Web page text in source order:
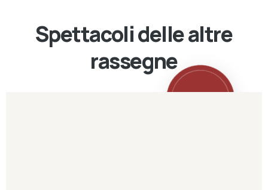
Spettacoli delle altre
rassegne